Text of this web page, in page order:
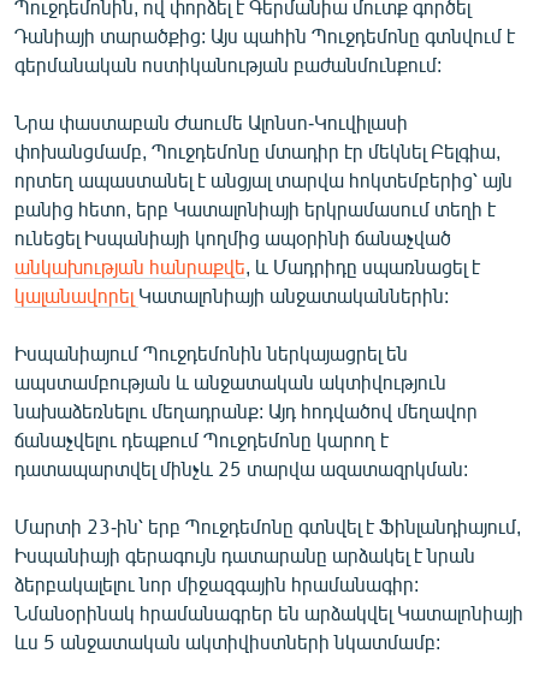
ՁԳՏԵԼՈՎ ԼԱՎԱԳՈՒՅՆԻՆ
ՓՈԴՔԱՍԹ
Հայերեն
English
Русский
ՀԵՏԵՎԵՔ ՄԵԶ
«Ազատության» բոլոր կայքերը
Պուջդեմոնին, ով փորձել է Գերմանիա մուտք գործել
Դանիայի տարածքից: Այս պահին Պուջդեմոնը գտնվում է
գերմանական ոստիկանության բաժանմունքում:
Նրա փաստաբան Ժաումե Ալոնսո-Կուվիլասի
փոխանցմամբ, Պուջդեմոնը մտադիր էր մեկնել Բելգիա,
որտեղ ապաստանել է անցյալ տարվա հոկտեմբերից՝ այն
բանից հետո, երբ Կատալոնիայի երկրամասում տեղի է
ունեցել Իսպանիայի կողմից ապօրինի ճանաչված
անկախության հանրաքվե , և Մադրիդը սպառնացել է
կալանավորել Կատալոնիայի անջատականներին:
Իսպանիայում Պուջդեմոնին ներկայացրել են
ապստամբության և անջատական ակտիվություն
նախաձեռնելու մեղադրանք: Այդ հոդվածով մեղավոր
ճանաչվելու դեպքում Պուջդեմոնը կարող է
դատապարտվել մինչև 25 տարվա ազատազրկման:
Մարտի 23-ին՝ երբ Պուջդեմոնը գտնվել է Ֆինլանդիայում,
Իսպանիայի գերագույն դատարանը արձակել է նրան
ձերբակալելու նոր միջազգային հրամանագիր:
Նմանօրինակ հրամանագրեր են արձակվել Կատալոնիայի
ևս 5 անջատական ակտիվիստների նկատմամբ: